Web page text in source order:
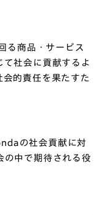
る商品・サービス
社会に貢献するよ
会的責任を果たすた
の社会貢献に対
の中で期待される役